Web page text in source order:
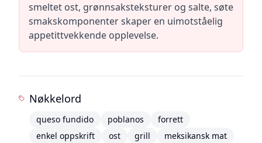
smeltet ost, grønnsaksteksturer og salte, søte
smakskomponenter skaper en uimotståelig
appetittvekkende opplevelse.
Nøkkelord
queso fundido poblanos
forrett
enkel oppskrift
ost grill
meksikansk mat